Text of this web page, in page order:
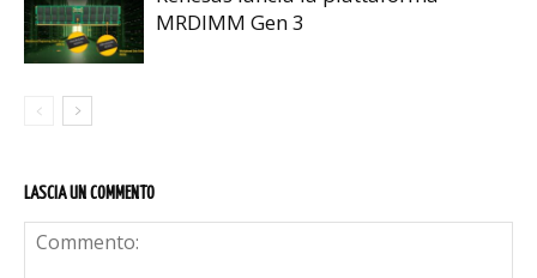
MRDIMM Gen 3
LASCIA UN COMMENTO